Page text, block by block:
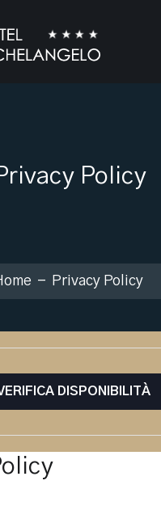
Policy
Privacy Policy
DISPONIBILITÀ